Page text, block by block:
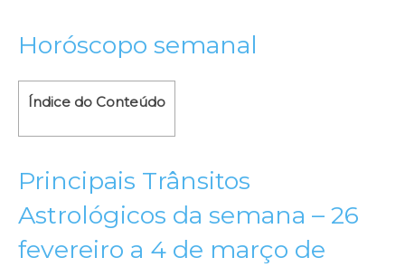
Horóscopo semanal
Índice do Conteúdo
Principais Trânsitos
Astrológicos da semana – 26
fevereiro a 4 de março de